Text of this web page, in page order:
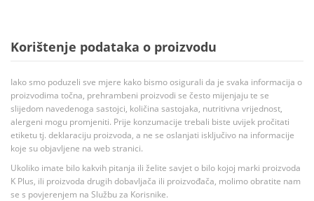
Korištenje podataka o proizvodu
Iako smo poduzeli sve mjere kako bismo osigurali da je svaka informacija o
proizvodima točna, prehrambeni proizvodi se često mijenjaju te se
slijedom navedenoga sastojci, količina sastojaka, nutritivna vrijednost,
alergeni mogu promjeniti. Prije konzumacije trebali biste uvijek pročitati
etiketu tj. deklaraciju proizvoda, a ne se oslanjati isključivo na informacije
koje su objavljene na web stranici.
Ukoliko imate bilo kakvih pitanja ili želite savjet o bilo kojoj marki proizvoda
K Plus, ili proizvoda drugih dobavljača ili proizvođača, molimo obratite nam
se s povjerenjem na Službu za Korisnike.